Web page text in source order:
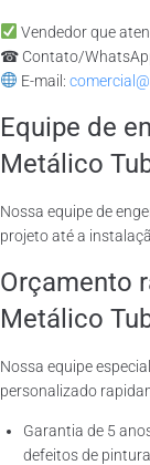
Vendedor que
☎ Contato/
E-mail:
Equipe de
Metálico
Nossa equipe de
projeto até a
Orçamento
Metálico
Nossa equipe
personalizado
Garantia de 5
defeitos de pintura.